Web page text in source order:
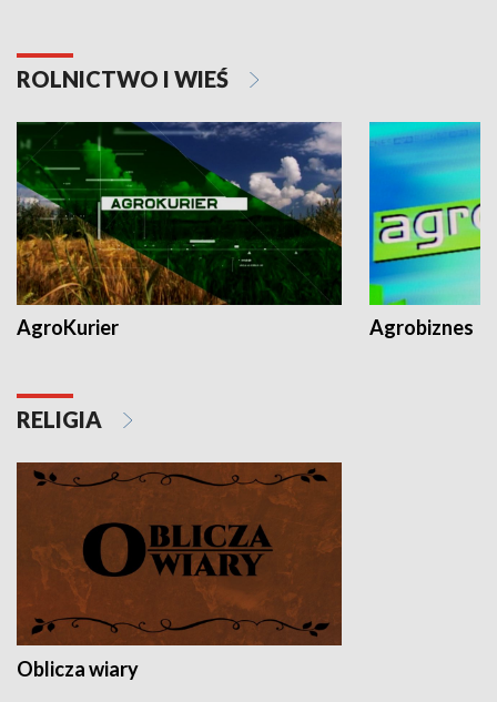
ROLNICTWO I WIEŚ
AgroKurier Agrobiznes
RELIGIA
Oblicza wiary